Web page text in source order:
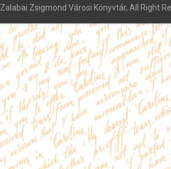
Zsigmond Városi Könyvtár, All Right